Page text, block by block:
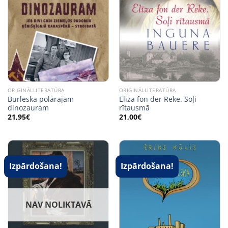
ORIĢINĀLLITERATŪRA
Burleska polārajam
dinozauram
21,95€
ORIĢINĀLLITERATŪRA
Elīza fon der Reke. Soļi
rītausmā
21,00€
Izpārdošana!
NAV NOLIKTAVĀ
Izpārdošana!